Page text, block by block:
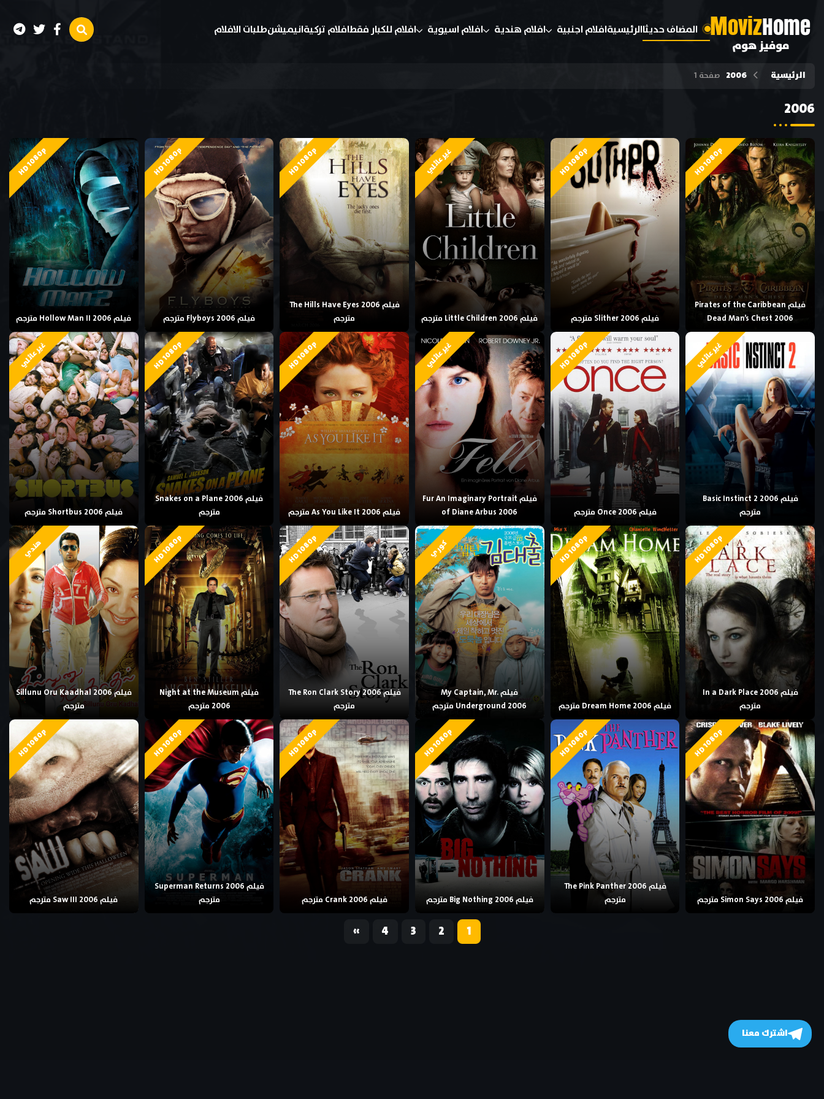
MovizHome
موفيز هوم
المضاف حديثاالرئيسيةافلام اجنبية افلام هندية افلام اسيوية افلام للكبار فقطافلام تركيةانيميشنطلبات الافلام
الرئيسية 2006 صفحة 1
2006
HD 1080p
فيلم Pirates of the Caribbean
Dead Man’s Chest 2006
HD 1080p
فيلم Slither 2006 مترجم
غير عائلي
فيلم Little Children 2006 مترجم
HD 1080p
فيلم The Hills Have Eyes 2006
مترجم
HD 1080p
فيلم Flyboys 2006 مترجم
HD 1080p
فيلم Hollow Man II 2006 مترجم
غير عائلي
فيلم Basic Instinct 2 2006
مترجم
HD 1080p
فيلم Once 2006 مترجم
غير عائلي
فيلم Fur An Imaginary Portrait
of Diane Arbus 2006
HD 1080p
فيلم As You Like It 2006 مترجم
HD 1080p
فيلم Snakes on a Plane 2006
مترجم
غير عائلي
فيلم Shortbus 2006 مترجم
HD 1080p
فيلم In a Dark Place 2006
مترجم
HD 1080p
فيلم Dream Home 2006 مترجم
كوري
فيلم My Captain, Mr.
Underground 2006 مترجم
HD 1080p
فيلم The Ron Clark Story 2006
مترجم
HD 1080p
فيلم Night at the Museum
2006 مترجم
هندي
فيلم Sillunu Oru Kaadhal 2006
مترجم
HD 1080p
فيلم Simon Says 2006 مترجم
HD 1080p
فيلم The Pink Panther 2006
مترجم
HD 1080p
فيلم Big Nothing 2006 مترجم
HD 1080p
فيلم Crank 2006 مترجم
HD 1080p
فيلم Superman Returns 2006
مترجم
HD 1080p
فيلم Saw III 2006 مترجم
1
2
3
4
«
اشترك معنا